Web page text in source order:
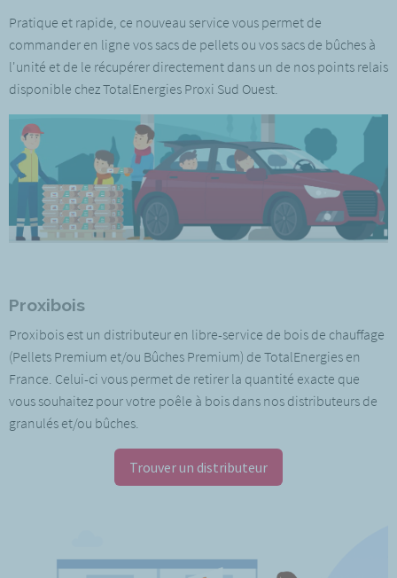
Pratique et rapide, ce nouveau service vous permet de
commander en ligne vos sacs de pellets ou vos sacs de bûches à
l'unité et de le récupérer directement dans un de nos points relais
disponible chez TotalEnergies Proxi Sud Ouest.
Proxibois
Proxibois est un distributeur en libre-service de bois de chauffage
(Pellets Premium et/ou Bûches Premium) de TotalEnergies en
France. Celui-ci vous permet de retirer la quantité exacte que
vous souhaitez pour votre poêle à bois dans nos distributeurs de
granulés et/ou bûches.
Trouver un distributeur